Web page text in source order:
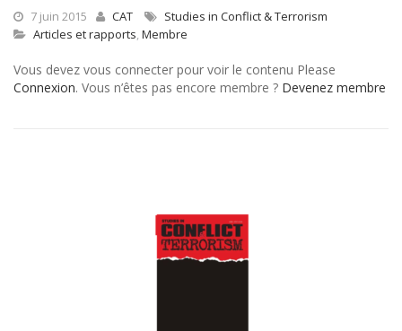
7 juin 2015 CAT
Studies in Conflict & Terrorism
Articles et rapports, Membre
Vous devez vous connecter pour voir le contenu Please
Connexion. Vous n’êtes pas encore membre ? Devenez membre